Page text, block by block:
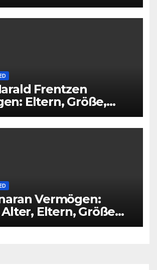
Frentzen
Eltern, Größe,
Alter
Vermögen:
Eltern, Größe